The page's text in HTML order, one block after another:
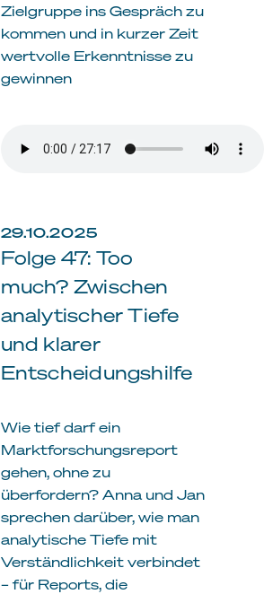
Zielgruppe ins Gespräch zu
kommen und in kurzer Zeit
wertvolle Erkenntnisse zu
gewinnen
29.10.2025
Folge 47: Too
much? Zwischen
analytischer Tiefe
und klarer
Entscheidungshilfe
Wie tief darf ein
Marktforschungsreport
gehen, ohne zu
überfordern? Anna und Jan
sprechen darüber, wie man
analytische Tiefe mit
Verständlichkeit verbindet
– für Reports, die